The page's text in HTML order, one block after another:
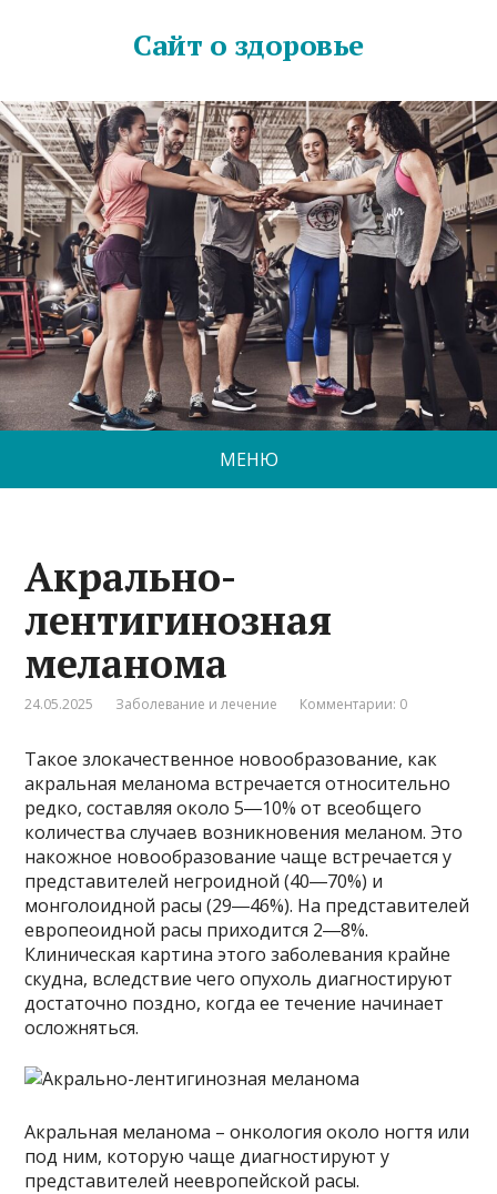
Сайт о здоровье
МЕНЮ
Акрально-
лентигинозная
меланома
24.05.2025 Заболевание и лечение Комментарии: 0
Такое злокачественное новообразование, как
акральная меланома встречается относительно
редко, составляя около 5―10% от всеобщего
количества случаев возникновения меланом. Это
накожное новообразование чаще встречается у
представителей негроидной (40―70%) и
монголоидной расы (29―46%). На представителей
европеоидной расы приходится 2―8%.
Клиническая картина этого заболевания крайне
скудна, вследствие чего опухоль диагностируют
достаточно поздно, когда ее течение начинает
осложняться.
Акральная меланома – онкология около ногтя или
под ним, которую чаще диагностируют у
представителей неевропейской расы.